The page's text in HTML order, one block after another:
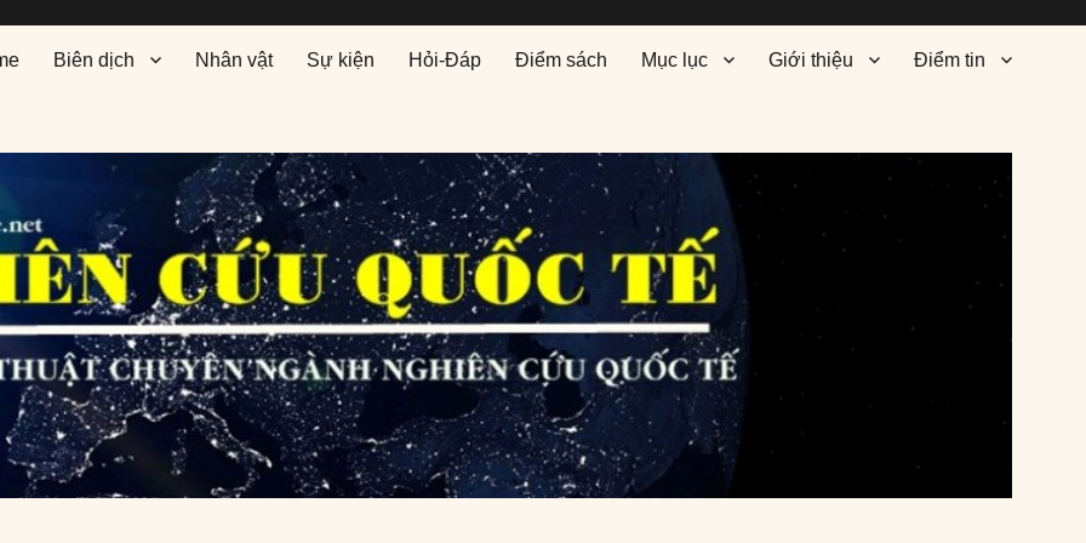
Biên dịch Nhân vật Sự kiện Hỏi-Đáp Điểm sách Mục lục Giới thiệu Điểm tin